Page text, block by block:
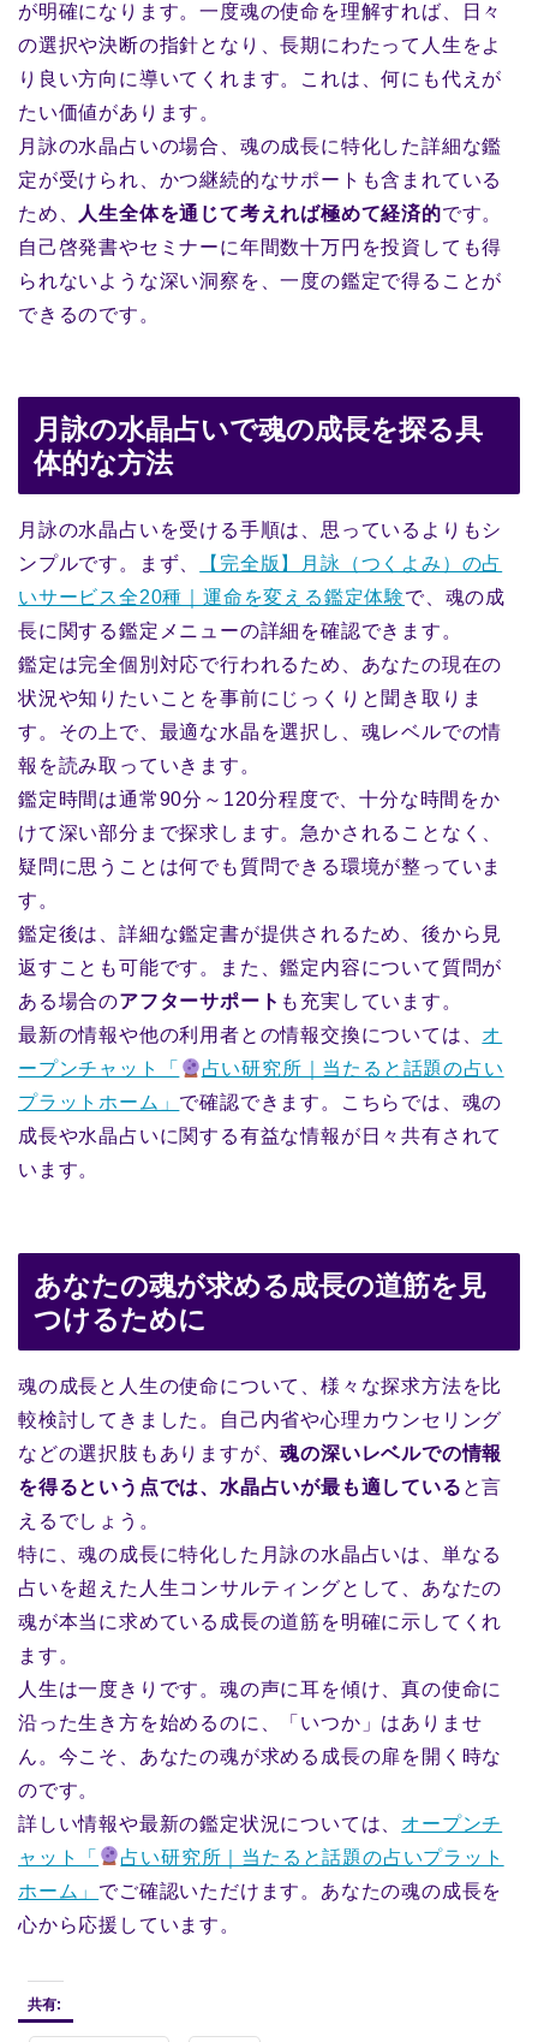
が明確になります。一度魂の使命を理解すれば、日々
の選択や決断の指針となり、長期にわたって人生をよ
り良い方向に導いてくれます。これは、何にも代えが
たい価値があります。
月詠の水晶占いの場合、魂の成長に特化した詳細な鑑
定が受けられ、かつ継続的なサポートも含まれている
ため、
人生全体を通じて考えれば極めて経済的です。
自己啓発書やセミナーに年間数十万円を投資しても得
られないような深い洞察を、一度の鑑定で得ることが
できるのです。
月詠の水晶占いで魂の成長を探る具
体的な方法
月詠の水晶占いを受ける手順は、思っているよりもシ
ンプルです。まず、
【完全版】月詠（つくよみ）の占
いサービス全20種｜運命を変える鑑定体験で、魂の成
長に関する鑑定メニューの詳細を確認できます。
鑑定は完全個別対応で行われるため、あなたの現在の
状況や知りたいことを事前にじっくりと聞き取りま
す。その上で、最適な水晶を選択し、魂レベルでの情
報を読み取っていきます。
鑑定時間は通常90分～120分程度で、十分な時間をか
けて深い部分まで探求します。急かされることなく、
疑問に思うことは何でも質問できる環境が整っていま
す。
鑑定後は、詳細な鑑定書が提供されるため、後から見
返すことも可能です。また、鑑定内容について質問が
ある場合のアフターサポート も充実しています。
最新の情報や他の利用者との情報交換については、 オ
ープンチャット「
占い研究所｜当たると話題の占い
プラットホーム」 で確認できます。こちらでは、魂の
成長や水晶占いに関する有益な情報が日々共有されて
います。
あなたの魂が求める成長の道筋を見
つけるために
魂の成長と人生の使命について、様々な探求方法を比
較検討してきました。自己内省や心理カウンセリング
などの選択肢もありますが、魂の深いレベルでの情報
を得るという点では、水晶占いが最も適している と言
えるでしょう。
特に、魂の成長に特化した月詠の水晶占いは、単なる
占いを超えた人生コンサルティングとして、あなたの
魂が本当に求めている成長の道筋を明確に示してくれ
ます。
人生は一度きりです。魂の声に耳を傾け、真の使命に
沿った生き方を始めるのに、「いつか」はありませ
ん。今こそ、あなたの魂が求める成長の扉を開く時な
のです。
詳しい情報や最新の鑑定状況については、 オープンチ
ャット「
占い研究所｜当たると話題の占いプラット
ホーム」 でご確認いただけます。あなたの魂の成長を
心から応援しています。
共有: